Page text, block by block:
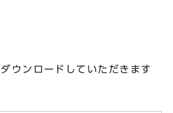
ウンロードしていただきます